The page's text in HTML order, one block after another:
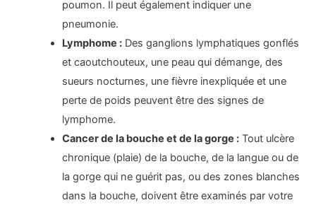
poumon. Il peut également indiquer une
pneumonie.
Lymphome : Des ganglions lymphatiques gonflés
et caoutchouteux, une peau qui démange, des
sueurs nocturnes, une fièvre inexpliquée et une
perte de poids peuvent être des signes de
lymphome.
Cancer de la bouche et de la gorge : Tout ulcère
chronique (plaie) de la bouche, de la langue ou de
la gorge qui ne guérit pas, ou des zones blanches
dans la bouche, doivent être examinés par votre